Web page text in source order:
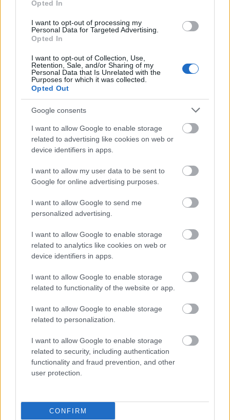
Opted In
I want to opt-out of processing my
Personal Data for Targeted Advertising.
Opted In
I want to opt-out of Collection, Use,
Retention, Sale, and/or Sharing of my
Personal Data that Is Unrelated with the
Purposes for which it was collected.
Opted Out
Google consents
I want to allow Google to enable storage
related to advertising like cookies on web or
device identifiers in apps.
I want to allow my user data to be sent to
Google for online advertising purposes.
I want to allow Google to send me
personalized advertising.
I want to allow Google to enable storage
related to analytics like cookies on web or
device identifiers in apps.
I want to allow Google to enable storage
related to functionality of the website or app.
I want to allow Google to enable storage
related to personalization.
I want to allow Google to enable storage
related to security, including authentication
functionality and fraud prevention, and other
user protection.
CONFIRM
Rochie de mireasa
Najera,AIRE Barcelona
Rochie de mireasa
AIRE Barcelona
Rochie de mireasa
Narciso,AIRE Barcelona
Rochia de mireasa Nicea,
AIRE Barcelona
Chiar si femeile cu o statura medie pot intampina
probleme in alegerea modelului de rochie de